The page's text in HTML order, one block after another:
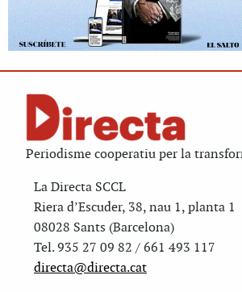
Periodisme cooperatiu per la
La Directa SCCL
Riera d’Escuder, 38, nau 1, planta 1
08028 Sants (Barcelona)
Tel. 935 27 09 82 / 661 493 117
directa@directa.cat